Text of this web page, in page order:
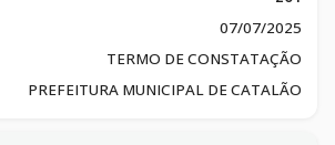
07/07/2025
TERMO DE CONSTATAÇÃO
PREFEITURA MUNICIPAL DE CATALÃO